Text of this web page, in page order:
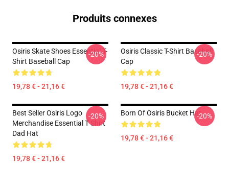
Produits connexes
Osiris Skate Shoes Essential T-
Shirt Baseball Cap
19,78 € - 21,16 €
-20%
Osiris Classic T-Shirt Baseball
Cap
19,78 € - 21,16 €
-20%
Best Seller Osiris Logo
Merchandise Essential T Shirt
Dad Hat
19,78 € - 21,16 €
-20% Born Of Osiris Bucket Hat
19,78 € - 21,16 €
-20%